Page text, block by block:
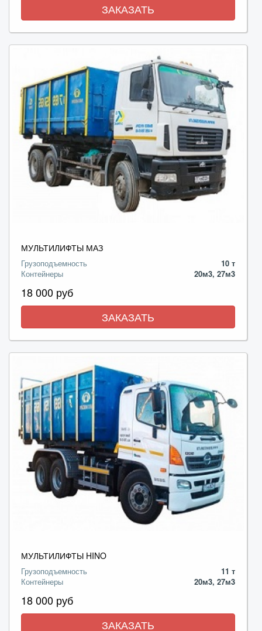
ЗАКАЗАТЬ
МУЛЬТИЛИФТЫ МАЗ
Грузоподъемность
10 т
Контейнеры
20м3, 27м3
18 000 руб
ЗАКАЗАТЬ
МУЛЬТИЛИФТЫ HINO
Грузоподъемность
11 т
Контейнеры
20м3, 27м3
18 000 руб
ЗАКАЗАТЬ